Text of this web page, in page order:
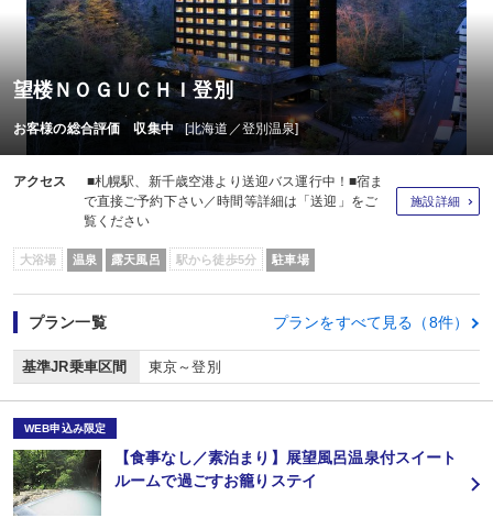
望楼ＮＯＧＵＣＨＩ登別
お客様の総合評価 収集中 [北海道／登別温泉]
アクセス
■札幌駅、新千歳空港より送迎バス運行中！■宿ま
で直接ご予約下さい／時間等詳細は「送迎」をご
覧ください
施設詳細
大浴場 温泉 露天風呂 駅から徒歩5分 駐車場
プラン一覧 プランをすべて見る（8件）
基準JR乗車区間 東京～登別
WEB申込み限定
【食事なし／素泊まり】展望風呂温泉付スイート
ルームで過ごすお籠りステイ